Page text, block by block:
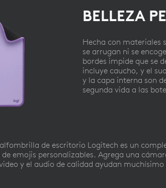
BELLEZA
Hecha con materiales
se arrugan ni se
bordes impide que se
incluye caucho, y el
y la capa interna son
segunda vida a las
de escritorio Logitech es un
emojis personalizables. Agrega una
y el audio de calidad ayudan